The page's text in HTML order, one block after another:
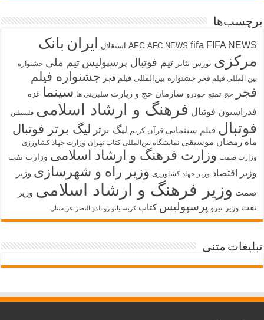
برچسب‌ها
AFC AFC NEWS fifa FIFA NEWS استقلال ایران بانک
مرکزی بورس تئاتر تیم فوتبال پرسپولیس تیم ملی جشنواره
بین المللی فیلم فجر جشنواره بین‌المللی فیلم فجر جشنواره فیلم
فجر
حج تمتع خودرو سازمان حج و زیارت سلبریتی ها سینما غزه
فدراسیون فوتبال فرهنگ و ارشاد اسلامی فلسطین
فوتبال فیلم سینمایی قرآن کریم لیگ برتر لیگ برتر فوتبال
ماه رمضان موسیقی نمایشگاه بین‌المللی کتاب تهران وزارت جهاد کشاورزی
وزارت صمت وزارت فرهنگ و ارشاد اسلامی وزارت نفت
وزیر اقتصاد وزیر جهاد کشاورزی وزیر راه و شهرسازی وزیر
صمت وزیر فرهنگ و ارشاد اسلامی وزیر
نفت وزیر نیرو پرسپولیس کتاب کریستیانو رونالدو النصر عربستان
تبلیغات متنی